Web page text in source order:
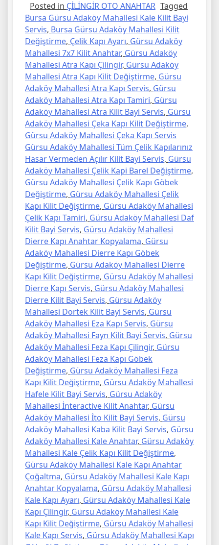
Posted in ÇİLİNGİR OTO ANAHTAR Tagged
Bursa Gürsu Adaköy Mahallesi Kale Kilit Bayi
Servis, Bursa Gürsu Adaköy Mahallesi Kilit
Değiştirme, Çelik Kapı Ayarı, Gürsu Adaköy
Mahallesi 7x7 Kilit Anahtar, Gürsu Adaköy
Mahallesi Atra Kapı Çilingir, Gürsu Adaköy
Mahallesi Atra Kapı Kilit Değiştirme, Gürsu
Adaköy Mahallesi Atra Kapı Servis, Gürsu
Adaköy Mahallesi Atra Kapı Tamiri, Gürsu
Adaköy Mahallesi Atra Kilit Bayi Servis, Gürsu
Adaköy Mahallesi Çeka Kapı Kilit Değiştirme,
Gürsu Adaköy Mahallesi Çeka Kapı Servis
Gürsu Adaköy Mahallesi Tüm Çelik Kapılarınız
Hasar Vermeden Açılır Kilit Bayi Servis, Gürsu
Adaköy Mahallesi Çelik Kapi Barel Değiştirme,
Gürsu Adaköy Mahallesi Çelik Kapı Göbek
Değiştirme, Gürsu Adaköy Mahallesi Çelik
Kapı Kilit Değiştirme, Gürsu Adaköy Mahallesi
Çelik Kapı Tamiri, Gürsu Adaköy Mahallesi Daf
Kilit Bayi Servis, Gürsu Adaköy Mahallesi
Dierre Kapı Anahtar Kopyalama, Gürsu
Adaköy Mahallesi Dierre Kapı Göbek
Değiştirme, Gürsu Adaköy Mahallesi Dierre
Kapı Kilit Değiştirme, Gürsu Adaköy Mahallesi
Dierre Kapı Servis, Gürsu Adaköy Mahallesi
Dierre Kilit Bayi Servis, Gürsu Adaköy
Mahallesi Dortek Kilit Bayi Servis, Gürsu
Adaköy Mahallesi Eza Kapı Servis, Gürsu
Adaköy Mahallesi Fayn Kilit Bayi Servis, Gürsu
Adaköy Mahallesi Feza Kapı Çilingir, Gürsu
Adaköy Mahallesi Feza Kapı Göbek
Değiştirme, Gürsu Adaköy Mahallesi Feza
Kapı Kilit Değiştirme, Gürsu Adaköy Mahallesi
Hafele Kilit Bayi Servis, Gürsu Adaköy
Mahallesi İnteractive Kilit Anahtar, Gürsu
Adaköy Mahallesi İto Kilit Bayi Servis, Gürsu
Adaköy Mahallesi Kaba Kilit Bayi Servis, Gürsu
Adaköy Mahallesi Kale Anahtar, Gürsu Adaköy
Mahallesi Kale Çelik Kapı Kilit Değiştirme,
Gürsu Adaköy Mahallesi Kale Kapı Anahtar
Çoğaltma, Gürsu Adaköy Mahallesi Kale Kapı
Anahtar Kopyalama, Gürsu Adaköy Mahallesi
Kale Kapı Ayarı, Gürsu Adaköy Mahallesi Kale
Kapı Çilingir, Gürsu Adaköy Mahallesi Kale
Kapı Kilit Değiştirme, Gürsu Adaköy Mahallesi
Kale Kapı Servis, Gürsu Adaköy Mahallesi Kapı